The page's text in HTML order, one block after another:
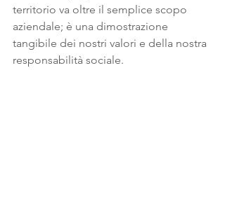
territorio va oltre il semplice scopo
aziendale; è una dimostrazione
tangibile dei nostri valori e della nostra
responsabilità sociale.